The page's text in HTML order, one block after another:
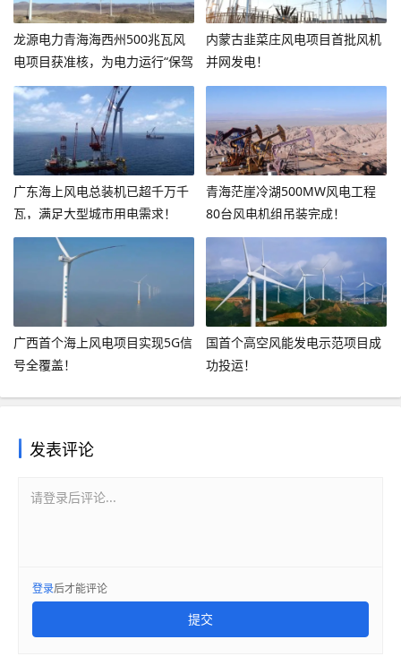
龙源电力青海海西州500兆瓦风
电项目获准核，为电力运行“保驾
护航”！
内蒙古韭菜庄风电项目首批风机
并网发电！
广东海上风电总装机已超千万千
瓦，满足大型城市用电需求！
青海茫崖冷湖500MW风电工程
80台风电机组吊装完成！
广西首个海上风电项目实现5G信
号全覆盖！
国首个高空风能发电示范项目成
功投运！
发表评论
请登录后评论...
登录后才能评论
提交